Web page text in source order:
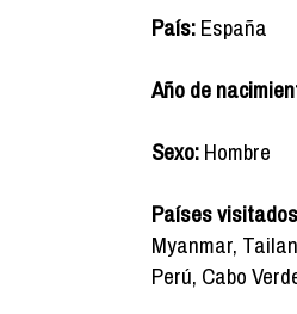
País:España
Año de
Sexo:Hombre
Países
Myanmar,
Perú, Cabo